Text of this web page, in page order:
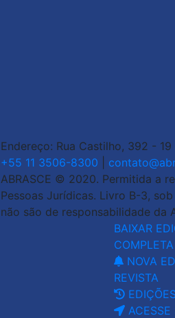
Endereço: Rua Castilho, 392 -
+55 11 3506-8300
ABRASCE © 2020. Permitida a
Pessoas Jurídicas. Livro B-3,
não são de responsabilidade da
BAIXAR
NOVA
REVISTA
ACESSE